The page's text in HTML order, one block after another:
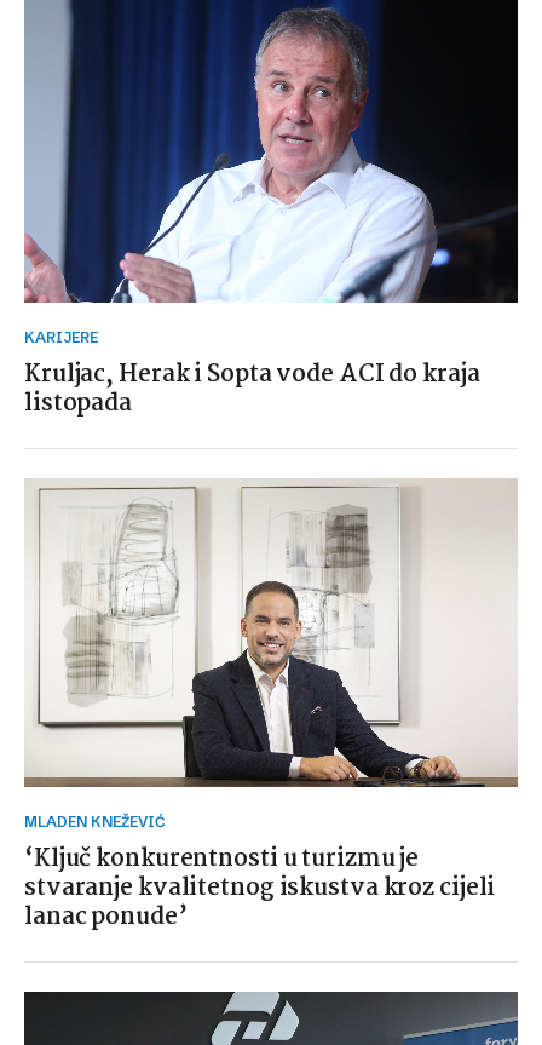
KARIJERE
Kruljac, Herak i Sopta vode ACI do kraja
listopada
MLADEN KNEŽEVIĆ
‘Ključ konkurentnosti u turizmu je
stvaranje kvalitetnog iskustva kroz cijeli
lanac ponude’